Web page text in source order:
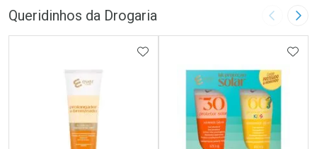
Queridinhos da Drogaria Imagem
ADICIONAR AOS FAVORITOS